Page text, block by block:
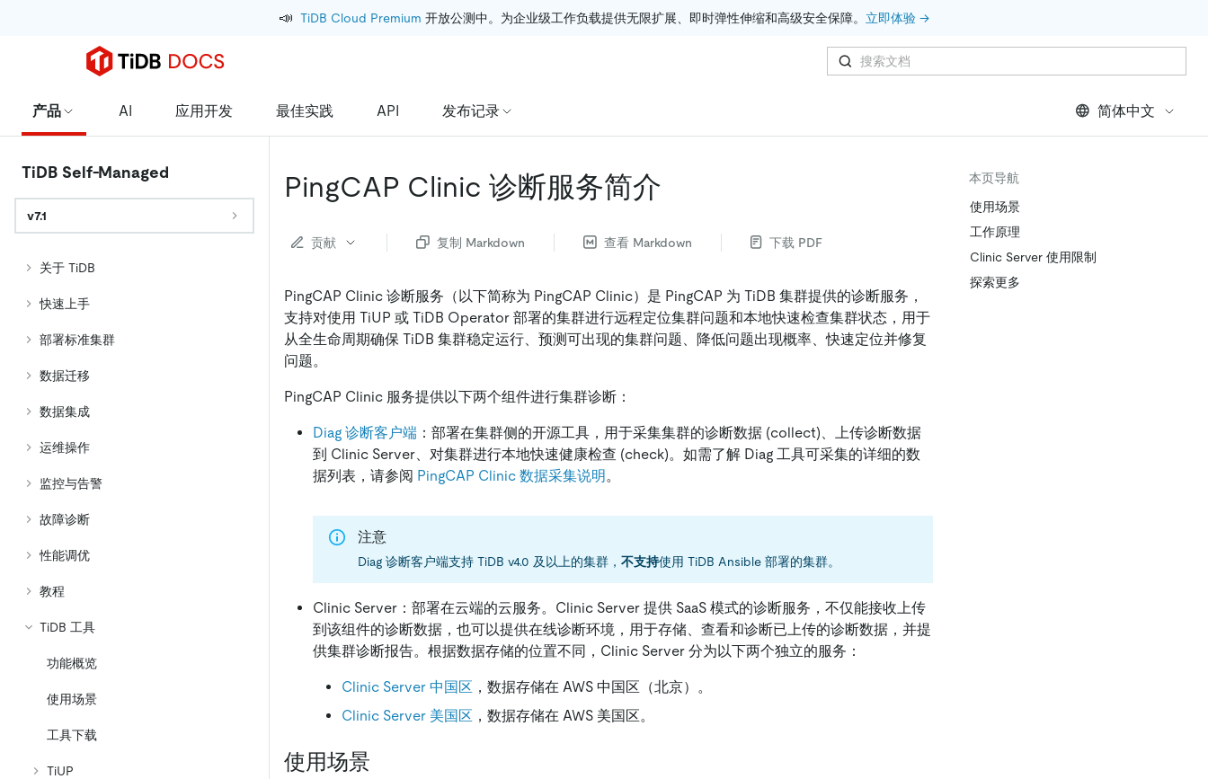
📣 TiDB Cloud Premium 开放公测中。为企业级工作负载提供无限扩展、即时弹性伸缩和高级安全保障。 立即体验 →
产品 AI 应用开发 最佳实践 API 发布记录 简体中文
TiDB Self-Managed
v7.1
关于 TiDB
快速上手
部署标准集群
数据迁移
数据集成
运维操作
监控与告警
故障诊断
性能调优
教程
TiDB 工具
功能概览
使用场景
工具下载
TiUP
PingCAP Clinic 诊断服务简介
贡献 复制 Markdown 查看 Markdown 下载 PDF
PingCAP Clinic 诊断服务（以下简称为 PingCAP Clinic）是 PingCAP 为 TiDB 集群提供的诊断服务，
支持对使用 TiUP 或 TiDB Operator 部署的集群进行远程定位集群问题和本地快速检查集群状态，用于
从全生命周期确保 TiDB 集群稳定运行、预测可出现的集群问题、降低问题出现概率、快速定位并修复
问题。
PingCAP Clinic 服务提供以下两个组件进行集群诊断：
Diag 诊断客户端 ：部署在集群侧的开源工具，用于采集集群的诊断数据 (collect)、上传诊断数据
到 Clinic Server、对集群进行本地快速健康检查 (check)。如需了解 Diag 工具可采集的详细的数
据列表，请参阅 PingCAP Clinic 数据采集说明。
注意
Diag 诊断客户端支持 TiDB v4.0 及以上的集群， 不支持使用 TiDB Ansible 部署的集群。
Clinic Server：部署在云端的云服务。Clinic Server 提供 SaaS 模式的诊断服务，不仅能接收上传
到该组件的诊断数据，也可以提供在线诊断环境，用于存储、查看和诊断已上传的诊断数据，并提
供集群诊断报告。根据数据存储的位置不同，Clinic Server 分为以下两个独立的服务：
Clinic Server 中国区 ，数据存储在 AWS 中国区（北京）。
Clinic Server 美国区 ，数据存储在 AWS 美国区。
使用场景
本页导航
使用场景
工作原理
Clinic Server 使用限制
探索更多